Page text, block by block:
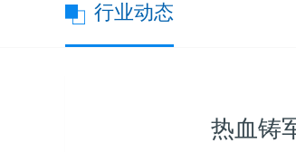
行业动态
热血铸